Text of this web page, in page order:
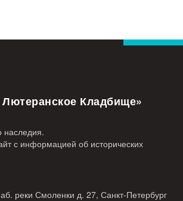
Кладбище»
наследия.
с информацией об исторических
реки Смоленки д. 27, Санкт-Петербург